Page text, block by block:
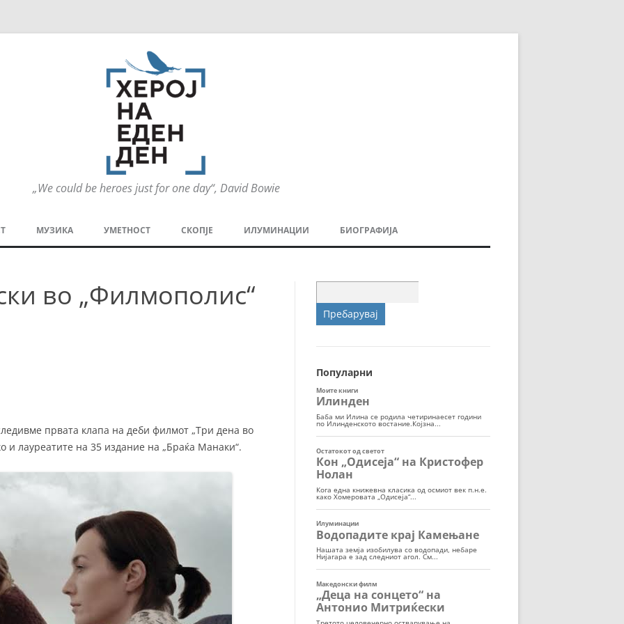
„We could be heroes just for one day“, David Bowie
содржината
МУЗИКА УМЕТНОСТ СКОПЈЕ ИЛУМИНАЦИИ
СПОРТ
БИОГРАФИЈА
во „Филмополис“
првата клапа на деби филмот „Три дена во
и лауреатите на 35 издание на „Браќа Манаки“.
за:
Популарни